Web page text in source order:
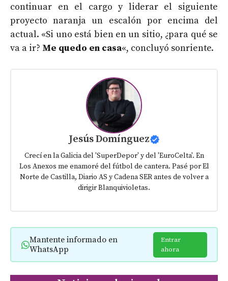
continuar en el cargo y liderar el siguiente
proyecto naranja un escalón por encima del
actual. «Si uno está bien en un sitio, ¿para qué se
va a ir? Me quedo en casa«, concluyó sonriente.
Jesús Domínguez
Crecí en la Galicia del 'SuperDepor' y del 'EuroCelta'. En
Los Anexos me enamoré del fútbol de cantera. Pasé por El
Norte de Castilla, Diario AS y Cadena SER antes de volver a
dirigir Blanquivioletas.
Mantente informado en
WhatsApp
Entrar
ahora